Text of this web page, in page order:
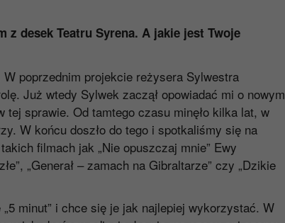
desek Teatru Syrena. A jakie jest Twoje
poprzednim projekcie reżysera Sylwestra
Już wtedy Sylwek zaczął opowiadać mi o nowym
tej sprawie. Od tamtego czasu minęło kilka lat, w
W końcu doszło do tego i spotkaliśmy się na
filmach jak „Nie opuszczaj mnie” Ewy
„Generał – zamach na Gibraltarze” czy „Dzikie
minut” i chce się je jak najlepiej wykorzystać. W